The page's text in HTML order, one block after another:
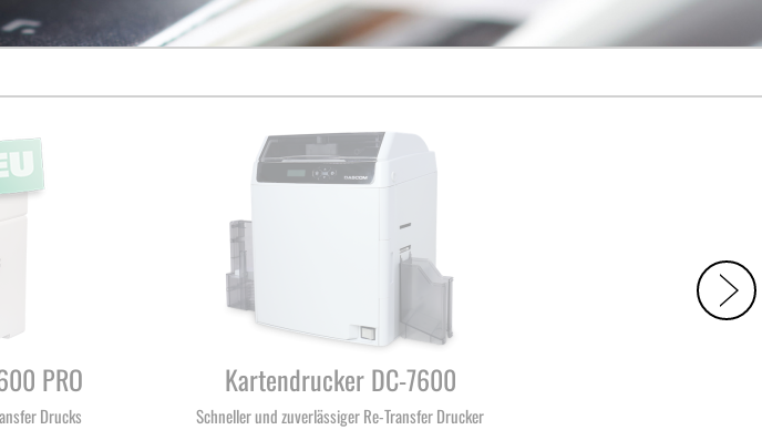
PRO
Drucks
Kartendrucker DC-7600
Schneller und zuverlässiger Re-Transfer Drucker